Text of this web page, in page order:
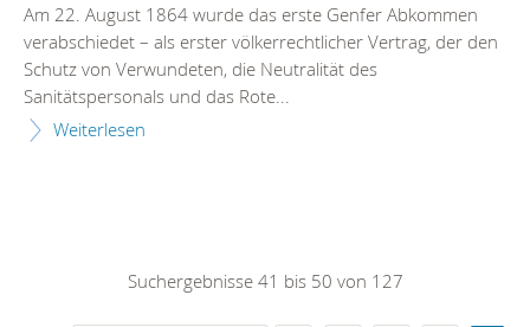
Am 22. August 1864 wurde das erste Genfer Abkommen
verabschiedet – als erster völkerrechtlicher Vertrag, der den
Schutz von Verwundeten, die Neutralität des
Sanitätspersonals und das Rote...
Weiterlesen
Suchergebnisse 41 bis 50 von 127